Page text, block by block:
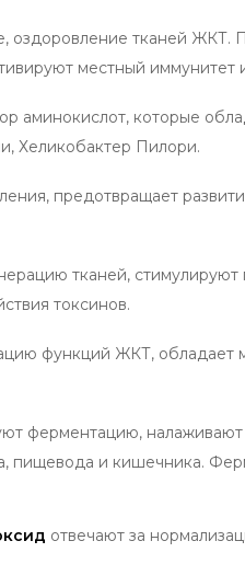
оздоровление тканей ЖКТ.
местный иммунитет
аминокислот, которые
Хеликобактер Пилори.
предотвращает
тканей,
токсинов.
функций ЖКТ,
ферментацию,
пищевода и кишечника.
отвечают за